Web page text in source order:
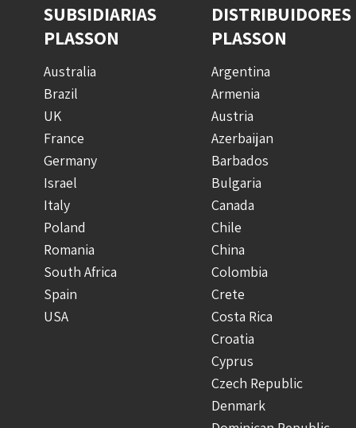
SUBSIDIARIAS
PLASSON
Australia
Brazil
UK
France
Germany
Israel
Italy
Poland
Romania
South Africa
Spain
USA
DISTRIBUIDORES
PLASSON
Argentina
Armenia
Austria
Azerbaijan
Barbados
Bulgaria
Canada
Chile
China
Colombia
Crete
Costa Rica
Croatia
Cyprus
Czech Republic
Denmark